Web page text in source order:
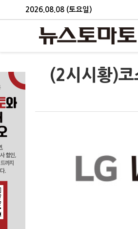
2026.08.08 (토요일)
(2시시황)코